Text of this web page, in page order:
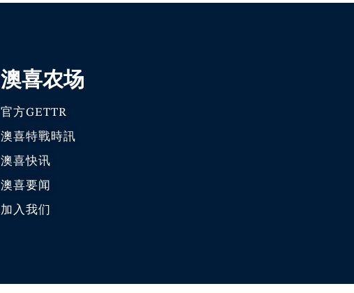
澳喜农场
官方GETTR
澳喜特戰時訊
澳喜快讯
澳喜要闻
加入我们